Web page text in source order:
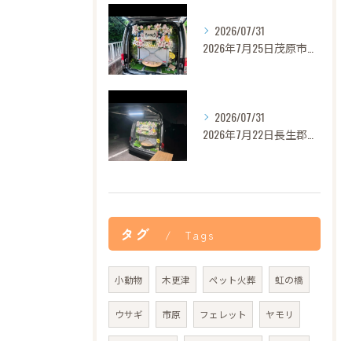
2026/07/31
2026/07/31
タグ Tags
小動物 木更津 ペット火葬 虹の橋
ウサギ 市原 フェレット ヤモリ